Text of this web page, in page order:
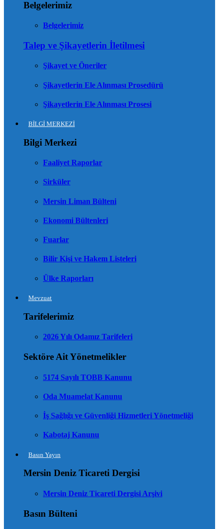
Belgelerimiz
Belgelerimiz
Talep ve Şikayetlerin İletilmesi
Şikayet ve Öneriler
Şikayetlerin Ele Alınması Prosedürü
Şikayetlerin Ele Alınması Prosesi
BİLGİ MERKEZİ
Bilgi Merkezi
Faaliyet Raporlar
Sirküler
Mersin Liman Bülteni
Ekonomi Bültenleri
Fuarlar
Bilir Kişi ve Hakem Listeleri
Ülke Raporları
Mevzuat
Tarifelerimiz
2026 Yılı Odamız Tarifeleri
Sektöre Ait Yönetmelikler
5174 Sayılı TOBB Kanunu
Oda Muamelat Kanunu
İş Sağlığı ve Güvenliği Hizmetleri Yönetmeliği
Kabotaj Kanunu
Basın Yayın
Mersin Deniz Ticareti Dergisi
Mersin Deniz Ticareti Dergisi Arşivi
Basın Bülteni